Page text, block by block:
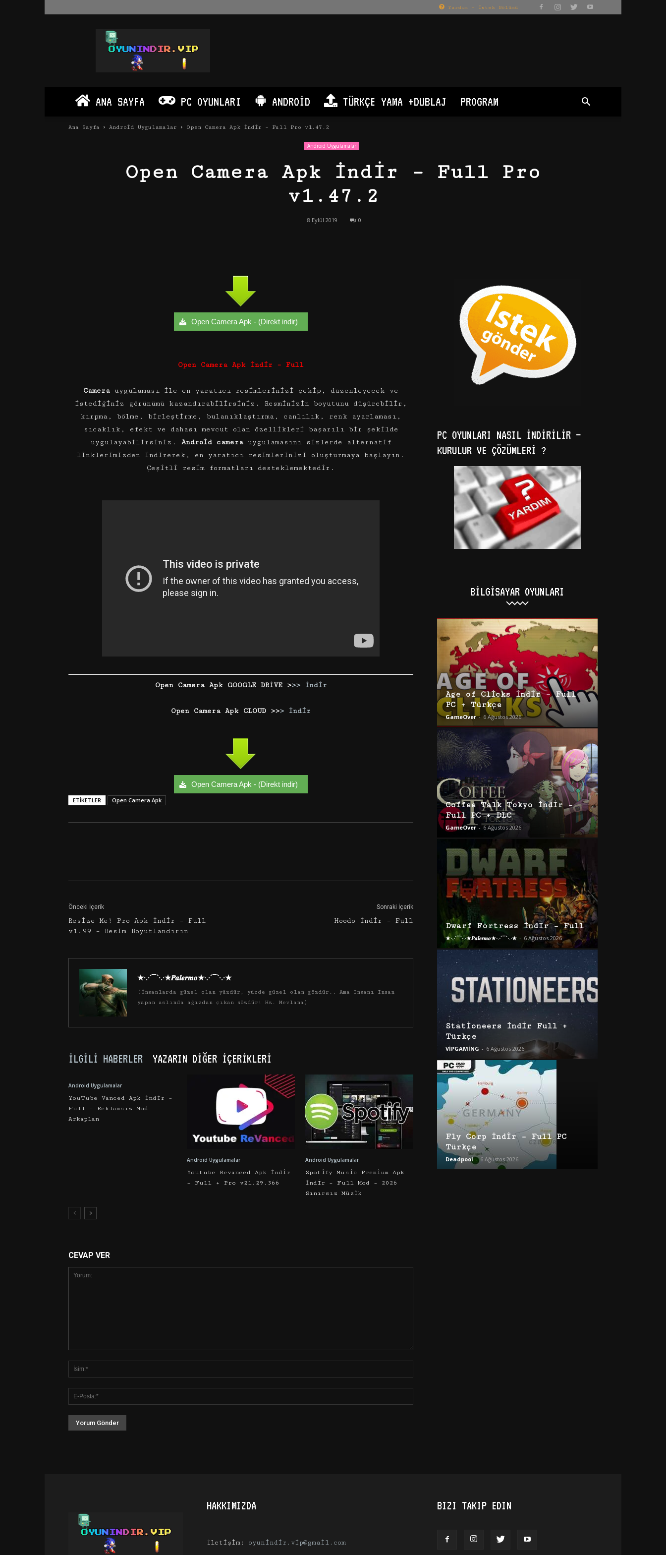
Yardım – İstek Bölümü
Oyun
İndir
PC
Android
ANA SAYFA PC OYUNLARI ANDROID TÜRKÇE YAMA +DUBLAJ PROGRAM
Ana Sayfa Android Uygulamalar Open Camera Apk İndir – Full Pro v1.47.2
Android Uygulamalar
Open Camera Apk İndir – Full Pro
v1.47.2
8 Eylül 2019 0
Open Camera Apk - (Direkt indir)
Open Camera Apk İndir – Full
Camera uygulaması ile en yaratıcı resimlerinizi çekip, düzenleyecek ve
istediğiniz görünümü kazandırabilirsiniz. Resminizin boyutunu düşürebilir,
kırpma, bölme, birleştirme, bulanıklaştırma, canlılık, renk ayarlaması,
sıcaklık, efekt ve dahası mevcut olan özellikleri başarılı bir şekilde
uygulayabilirsiniz.
Android camerauygulamasını sizlerde alternatif
linklerimizden indirerek, en yaratıcı resimlerinizi oluşturmaya başlayın.
Çeşitli resim formatları desteklemektedir.
Open Camera Apk GOOGLE DRİVE >>> İndir
Open Camera Apk CLOUD >>> İndir
Open Camera Apk - (Direkt indir)
ETIKETLER Open Camera Apk
Önceki İçerik
Resize Me! Pro Apk İndir – Full
v1.99 – Resim Boyutlandırın
Sonraki İçerik
Hoodo İndir – Full
★·.·´¯`·.·★𝑷𝒂𝒍𝒆𝒓𝒎𝒐★·.·´¯`·.·★
(İnsanlarda güzel olan yüzdür, yüzde güzel olan gözdür.. Ama insanı insan
yapan aslında ağızdan çıkan sözdür! Hz. Mevlana)
İLGILI HABERLER YAZARIN DIĞER İÇERIKLERI
Android Uygulamalar
YouTube Vanced Apk İndir –
Full – Reklamsız Mod
Arkaplan
Android Uygulamalar
Youtube Revanced Apk İndir
– Full + Pro v21.29.366
Android Uygulamalar
Spotify Music Premium Apk
İndir – Full Mod – 2026
Sınırsız Müzik
CEVAP VER
PC OYUNLARI NASIL İNDIRILIR –
KURULUR VE ÇÖZÜMLERI ?
BILGISAYAR OYUNLARI
Age of Clicks İndir – Full
PC + Türkçe
GameOver - 6 Ağustos 2026
Coffee Talk Tokyo İndir –
Full PC + DLC
GameOver - 6 Ağustos 2026
Dwarf Fortress İndir – Full
★·.·´¯`·.·★𝑷𝒂𝒍𝒆𝒓𝒎𝒐★·.·´¯`·.·★ - 6 Ağustos 2026
Stationeers İndir Full +
Türkçe
VİPGAMİNG - 6 Ağustos 2026
Fly Corp İndir – Full PC
Türkçe
Deadpool - 6 Ağustos 2026
HAKKIMIZDA
İletişim: oyunindir.vip@gmail.com
BIZI TAKIP EDIN